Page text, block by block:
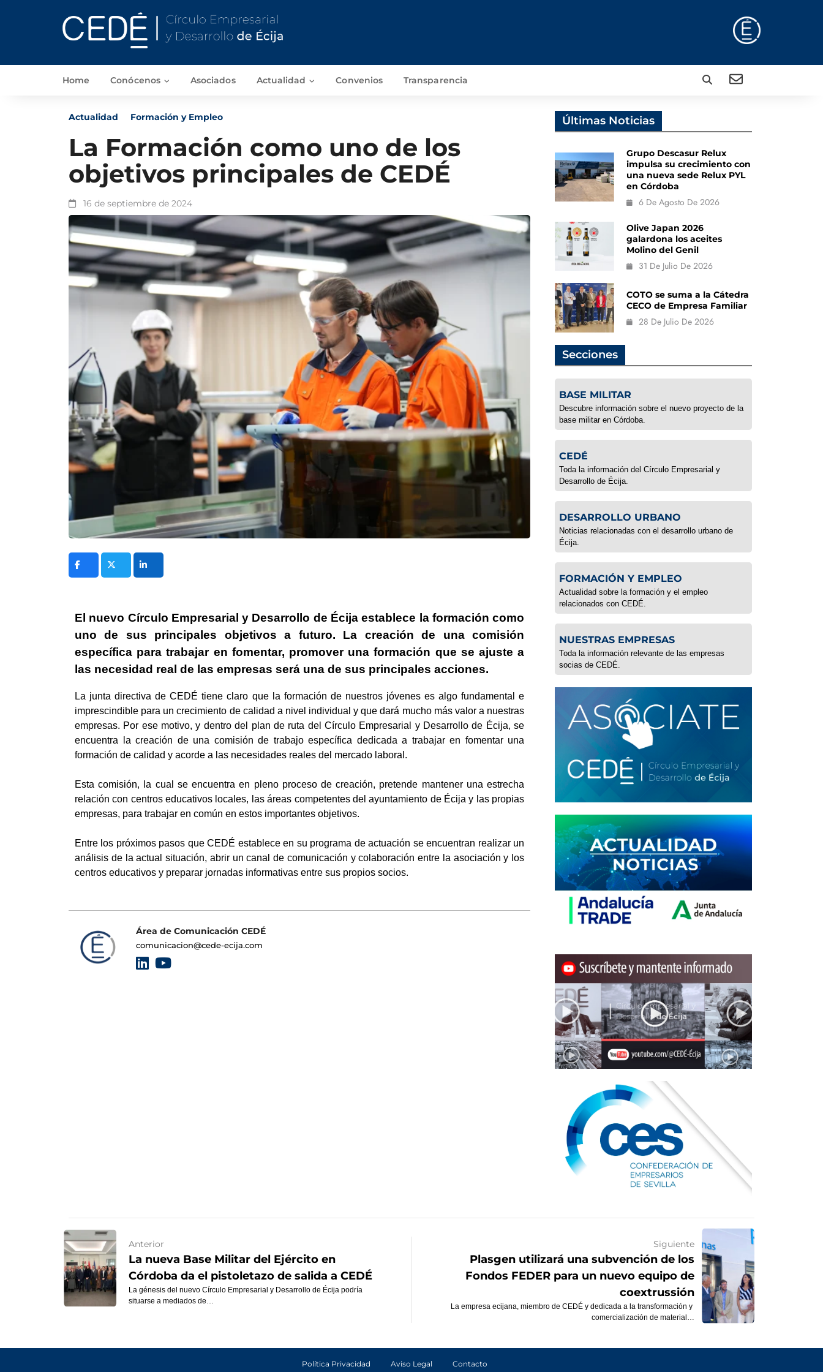
Home Conócenos Asociados Actualidad Convenios Transparencia
Actualidad Formación y Empleo
La Formación como uno de los
objetivos principales de CEDÉ
16 de septiembre de 2024
El nuevo Círculo Empresarial y Desarrollo de Écija establece la formación como
uno de sus principales objetivos a futuro. La creación de una comisión
específica para trabajar en fomentar, promover una formación que se ajuste a
las necesidad real de las empresas será una de sus principales acciones.
La junta directiva de CEDÉ tiene claro que la formación de nuestros jóvenes es algo fundamental e
imprescindible para un crecimiento de calidad a nivel individual y que dará mucho más valor a nuestras
empresas. Por ese motivo, y dentro del plan de ruta del Círculo Empresarial y Desarrollo de Écija, se
encuentra la creación de una comisión de trabajo específica dedicada a trabajar en fomentar una
formación de calidad y acorde a las necesidades reales del mercado laboral.
Esta comisión, la cual se encuentra en pleno proceso de creación, pretende mantener una estrecha
relación con centros educativos locales, las áreas competentes del ayuntamiento de Écija y las propias
empresas, para trabajar en común en estos importantes objetivos.
Entre los próximos pasos que CEDÉ establece en su programa de actuación se encuentran realizar un
análisis de la actual situación, abrir un canal de comunicación y colaboración entre la asociación y los
centros educativos y preparar jornadas informativas entre sus propios socios.
Área de Comunicación CEDÉ
comunicacion@cede-ecija.com
Últimas Noticias
Grupo Descasur Relux
impulsa su crecimiento con
una nueva sede Relux PYL
en Córdoba
6 De Agosto De 2026
Olive Japan 2026
galardona los aceites
Molino del Genil
31 De Julio De 2026
COTO se suma a la Cátedra
CECO de Empresa Familiar
28 De Julio De 2026
Secciones
BASE MILITAR
Descubre información sobre el nuevo proyecto de la
base militar en Córdoba.
CEDÉ
Toda la información del Círculo Empresarial y
Desarrollo de Écija.
DESARROLLO URBANO
Noticias relacionadas con el desarrollo urbano de
Écija.
FORMACIÓN Y EMPLEO
Actualidad sobre la formación y el empleo
relacionados con CEDÉ.
NUESTRAS EMPRESAS
Toda la información relevante de las empresas
socias de CEDÉ.
Anterior
La nueva Base Militar del Ejército en
Córdoba da el pistoletazo de salida a CEDÉ
La génesis del nuevo Círculo Empresarial y Desarrollo de Écija podría
situarse a mediados de…
Siguiente
Plasgen utilizará una subvención de los
Fondos FEDER para un nuevo equipo de
coextrussión
La empresa ecijana, miembro de CEDÉ y dedicada a la transformación y
comercialización de material…
Política Privacidad Aviso Legal Contacto